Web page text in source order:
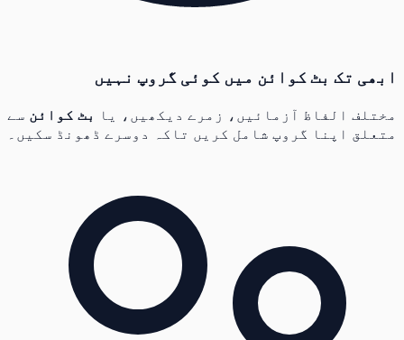
ابھی تک بٹ کوائن میں کوئی گروپ نہیں
مختلف الفاظ آزمائیں، زمرے دیکھیں، یا بٹ کوائنسے
متعلق اپنا گروپ شامل کریں تاکہ دوسرے ڈھونڈ سکیں۔